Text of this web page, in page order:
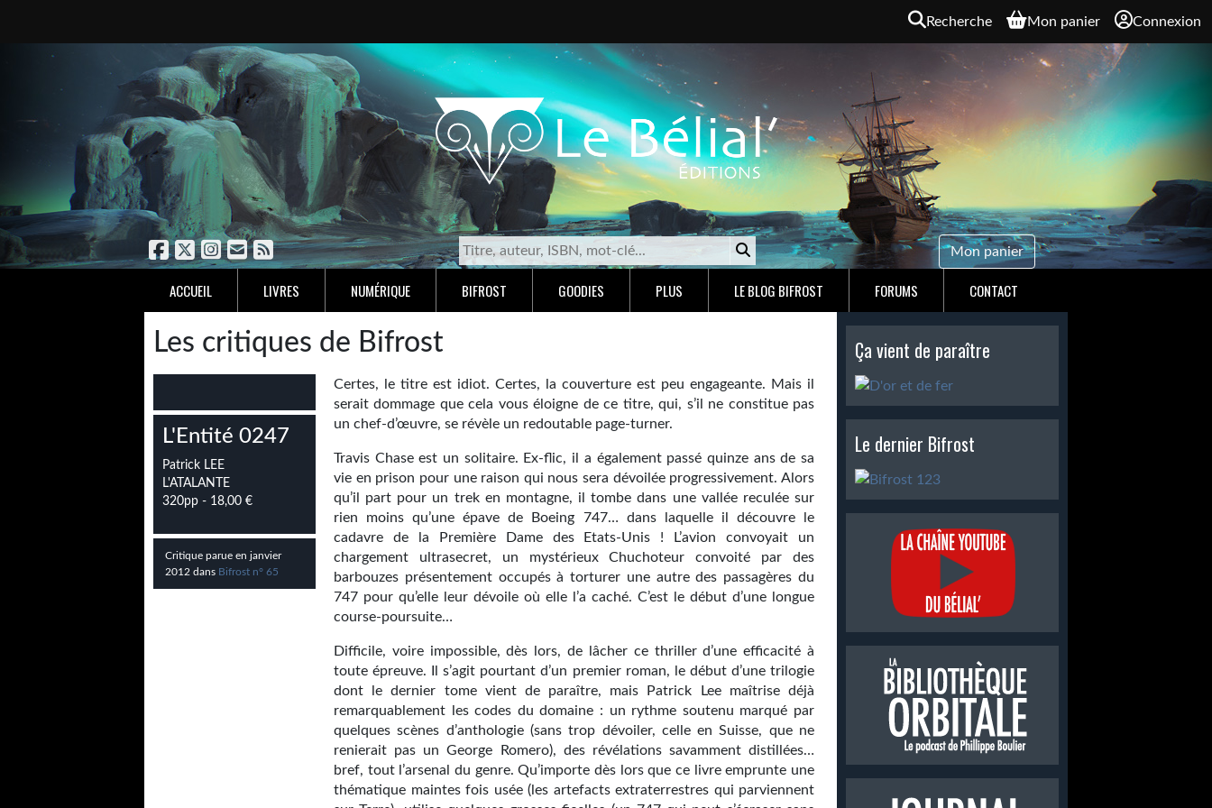
Recherche Mon panier Connexion
Mon panier
ACCUEIL LIVRES NUMÉRIQUE BIFROST GOODIES PLUS LE BLOG BIFROST FORUMS CONTACT
Les critiques de Bifrost
L'Entité 0247
Patrick LEE
L'ATALANTE
320pp - 18,00 €
Critique parue en janvier
2012 dans Bifrost n° 65
Certes, le titre est idiot. Certes, la couverture est peu engageante. Mais il
serait dommage que cela vous éloigne de ce titre, qui, s’il ne constitue pas
un chef-d’œuvre, se révèle un redoutable page-turner.
Travis Chase est un solitaire. Ex-flic, il a également passé quinze ans de sa
vie en prison pour une raison qui nous sera dévoilée progressivement. Alors
qu’il part pour un trek en montagne, il tombe dans une vallée reculée sur
rien moins qu’une épave de Boeing 747… dans laquelle il découvre le
cadavre de la Première Dame des Etats-Unis ! L’avion convoyait un
chargement ultrasecret, un mystérieux Chuchoteur convoité par des
barbouzes présentement occupés à torturer une autre des passagères du
747 pour qu’elle leur dévoile où elle l’a caché. C’est le début d’une longue
course-poursuite…
Difficile, voire impossible, dès lors, de lâcher ce thriller d’une efficacité à
toute épreuve. Il s’agit pourtant d’un premier roman, le début d’une trilogie
dont le dernier tome vient de paraître, mais Patrick Lee maîtrise déjà
remarquablement les codes du domaine : un rythme soutenu marqué par
quelques scènes d’anthologie (sans trop dévoiler, celle en Suisse, que ne
renierait pas un George Romero), des révélations savamment distillées…
bref, tout l’arsenal du genre. Qu’importe dès lors que ce livre emprunte une
thématique maintes fois usée (les artefacts extraterrestres qui parviennent
Ça vient de paraître
Le dernier Bifrost